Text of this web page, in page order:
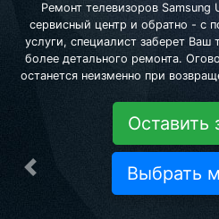
Ремонт телевизоров
сервисный центр и обратно - с
услуги, специалист заберет Ваш
более детального ремонта.
останется неизменно при
Оставить
Выбрать
Предыдущая